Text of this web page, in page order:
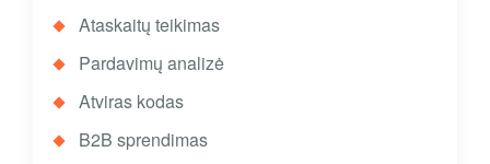
Ataskaitų teikimas
Pardavimų analizė
Atviras kodas
B2B sprendimas